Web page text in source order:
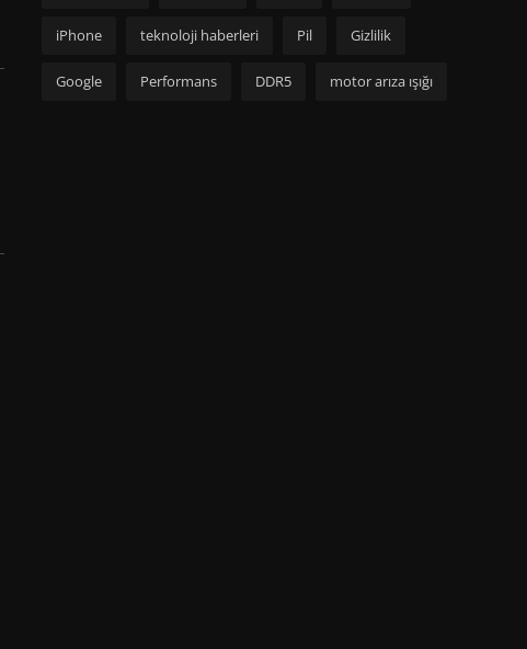
iPhone teknoloji haberleri Pil Gizlilik
Google Performans DDR5 motor arıza ışığı